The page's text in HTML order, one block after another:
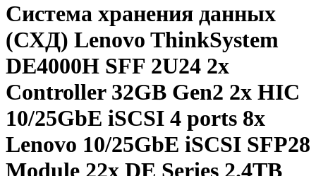
Система хранения данных
(СХД) Lenovo ThinkSystem
DE4000H SFF 2U24 2x
Controller 32GB Gen2 2x HIC
10/25GbE iSCSI 4 ports 8x
Lenovo 10/25GbE iSCSI SFP28
Module 22x DE Series 2.4TB